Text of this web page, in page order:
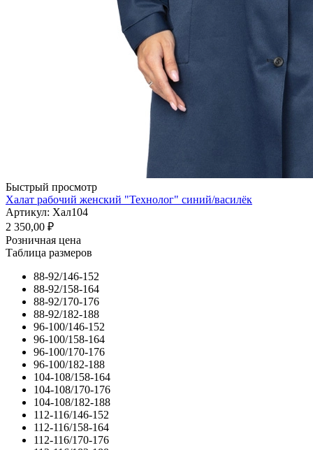
Быстрый просмотр
Халат рабочий женский "Технолог" синий/василёк
Артикул: Хал104
2 350,00 ₽
Розничная цена
Таблица размеров
88-92/146-152
88-92/158-164
88-92/170-176
88-92/182-188
96-100/146-152
96-100/158-164
96-100/170-176
96-100/182-188
104-108/158-164
104-108/170-176
104-108/182-188
112-116/146-152
112-116/158-164
112-116/170-176